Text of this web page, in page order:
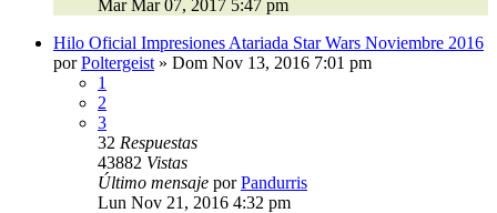
Mar Mar 07, 2017 5:47 pm
Hilo Oficial Impresiones Atariada Star Wars Noviembre 2016
porPoltergeist » Dom Nov 13, 2016 7:01 pm
1
2
3
32 Respuestas
43882 Vistas
Último mensaje porPandurris
Lun Nov 21, 2016 4:32 pm